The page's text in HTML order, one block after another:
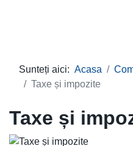
Sunteți aici: Acasa
Taxe și impozite
Taxe și